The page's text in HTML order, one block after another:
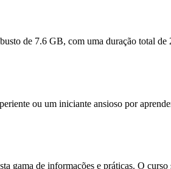
de 7.6 GB, com uma duração total de
ou um iniciante ansioso por
gama de informações e práticas. O curso